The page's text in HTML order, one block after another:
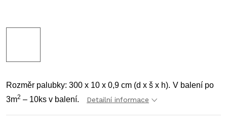
Rozměr palubky: 300 x 10 x 0,9 cm (d x š x h). V balení po
3m2 – 10ks v balení. Detailní informace